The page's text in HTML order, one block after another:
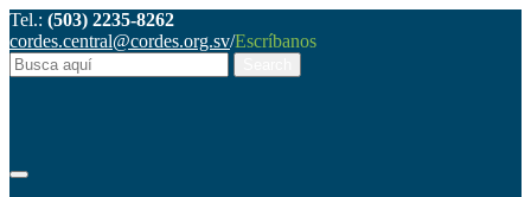
Tel.: (503) 2235-8262
cordes.central@cordes.org.sv/Escríbanos